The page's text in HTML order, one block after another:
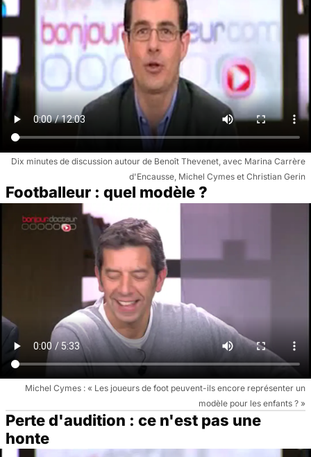
Dix minutes de discussion autour de Benoît Thevenet, avec Marina Carrère
d'Encausse, Michel Cymes et Christian Gerin
Footballeur : quel modèle ?
Michel Cymes : « Les joueurs de foot peuvent-ils encore représenter un
modèle pour les enfants ? »
Perte d'audition : ce n'est pas une
honte